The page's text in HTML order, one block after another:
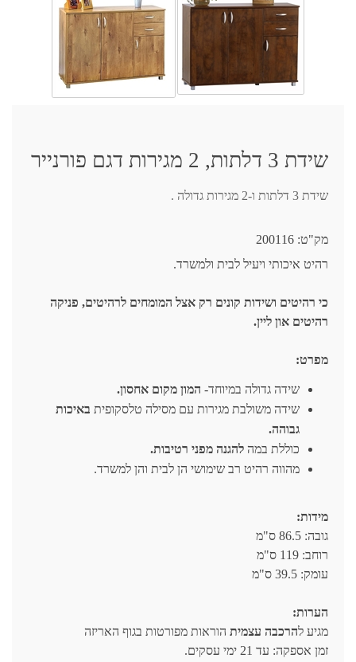
שידת 3 דלתות, 2 מגירות דגם פורנייר
שידת 3 דלתות ו-2 מגירות גדולה .
מק"ט: 200116
רהיט איכותי ויעיל לבית ולמשרד.
כי רהיטים ושידות קונים רק אצל המומחים לרהיטים, פניקה
רהיטים און ליין.
מפרט:
שידה גדולה במיוחד- המון מקום אחסון.
שידה משולבת מגירות עם מסילה טלסקופית באיכות
גבוהה.
כוללת במה להגנה מפני רטיבות.
מהווה רהיט רב שימושי הן לבית והן למשרד.
מידות:
גובה: 86.5 ס"מ
רוחב: 119 ס"מ
עומק: 39.5 ס"מ
הערות:
מגיע להרכבה עצמית הוראות מפורטות בגוף האריזה
זמן אספקה: עד 21 ימי עסקים.